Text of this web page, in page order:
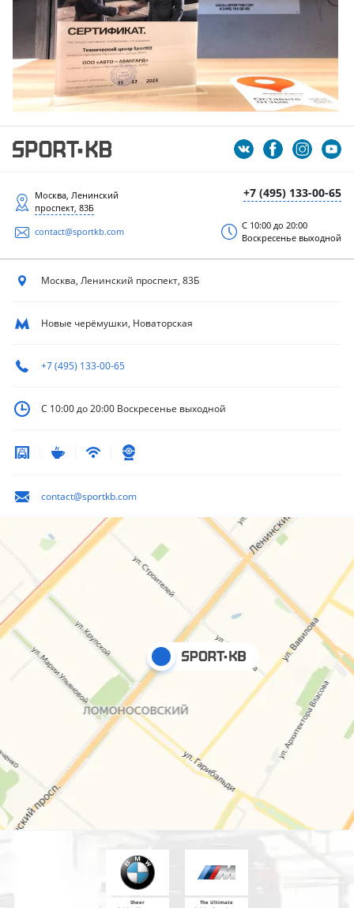
+7 (495) 133-00-65
Москва, Ленинский
проспект, 83Б
contact@sportkb.com
С 10:00 до 20:00
Воскресенье выходной
Москва, Ленинский проспект, 83Б
Новые черёмушки, Новаторская
+7 (495) 133-00-65
С 10:00 до 20:00 Воскресенье выходной
contact@sportkb.com
Sheer
The Ultimate